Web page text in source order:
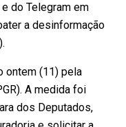
do Telegram em
a desinformação
ontem (11) pela
A medida foi
dos Deputados,